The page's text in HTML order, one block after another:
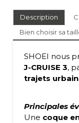
Description
Bien choisir sa
SHOEI nous
J-CRUISE 3,
trajets
Principales
Une coque